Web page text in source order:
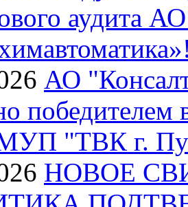
аудита
АО
победителем
МУП "ТВК г.
НОВОЕ